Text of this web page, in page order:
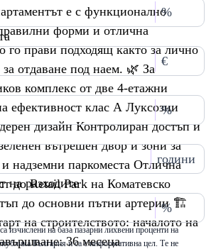
е с функционално
форми и отлична
го прави подходящ както за лично
отдаване под наем. 🌿 За
комплекс от две 4-етажни
ефективност клас А Луксозни
дизайн Контролиран достъп и
вътрешен двор и зони за
надземни паркоместа Отлична
до Retail Park на Коматевско
до основни пътни артерии 🏗️
на строителството: началото на
36 месеца
%
€
%
години
на разходите
%
изчислени на база пазарни лихвени проценти на
България и са с информативна цел. Те не